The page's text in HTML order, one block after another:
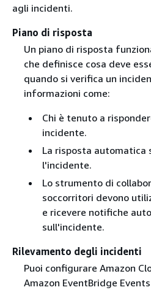
agli incidenti.
Piano di risposta
Un piano di risposta
che definisce cosa deve
quando si verifica un
informazioni come:
Chi è tenuto a
incidente.
La risposta
l'incidente.
Lo strumento di
soccorritori devono
e ricevere notifiche
sull'incidente.
Rilevamento degli incidenti
Puoi configurare Amazon
Amazon EventBridge